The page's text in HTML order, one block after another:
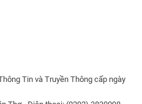
Tin và Truyền Thông cấp ngày